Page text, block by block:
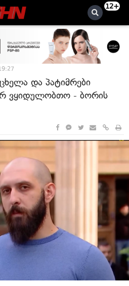
12+
და პატიმრები
ვყიდულობთო - ბორის